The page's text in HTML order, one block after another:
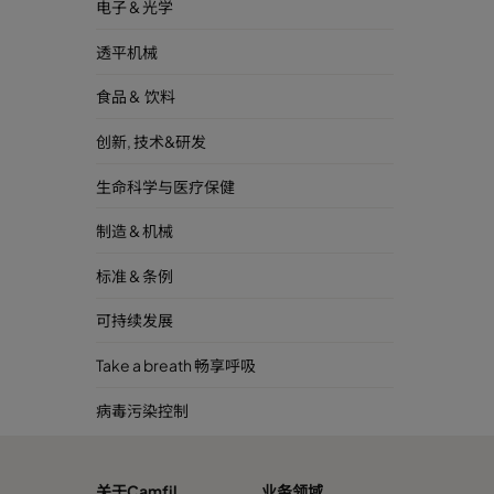
电子 & 光学
透平机械
食品 & 饮料
创新, 技术&研发
生命科学与医疗保健
制造 & 机械
标准 & 条例
可持续发展
Take a breath 畅享呼吸
病毒污染控制